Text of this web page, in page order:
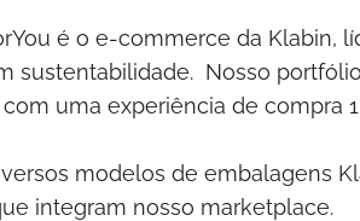
é o e-commerce da Klabin,
sustentabilidade. Nosso
uma experiência de compra
modelos de embalagens
integram nosso marketplace.